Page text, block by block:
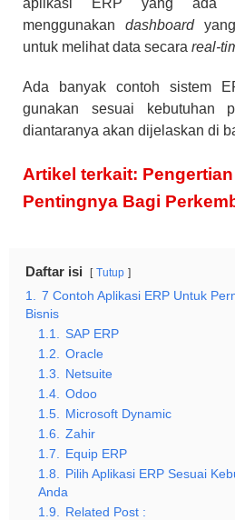
menggunakan dashboardyang
untuk melihat data secara real-
Ada banyak contoh sistem
gunakan sesuai kebutuhan
diantaranya akan dijelaskan di
Artikel terkait:
Pentingnya Bagi
Daftar isi Tutup
1.
7 Contoh Aplikasi ERP Untuk
Bisnis
1.1.
SAP ERP
1.2.
Oracle
1.3.
Netsuite
1.4.
Odoo
1.5.
Microsoft Dynamic
1.6.
Zahir
1.7.
Equip ERP
1.8.
Pilih Aplikasi ERP Sesuai
Anda
1.9.
Related Post :